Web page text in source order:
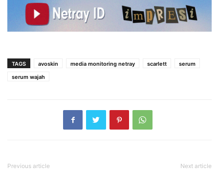
TAGS avoskin media monitoring netray scarlett
serum
serum wajah
Previous article Next article